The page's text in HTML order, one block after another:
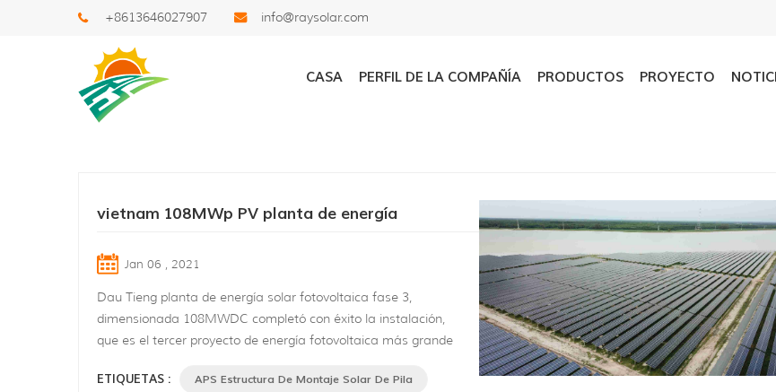
+8613646027907 info@raysolar.com
CASA PERFIL DE LA COMPAÑÍA PRODUCTOS PROYECTO
Buscar
vietnam 108MWp PV planta de energía
Jan 06 , 2021
Dau Tieng planta de energía solar fotovoltaica fase 3,
dimensionada 108MWDC completó con éxito la instalación,
que es el tercer proyecto de energía fotovoltaica más grande
con el lado del río en tan Chau Distirct, Tay Ninh Provincia,
ETIQUETAS : APS Estructura De Montaje Solar De Pila